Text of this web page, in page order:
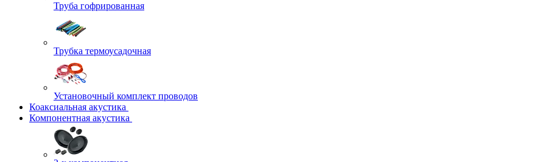
Труба гофрированная
Трубка термоусадочная
Установочный комплект проводов
Коаксиальная акустика
Компонентная акустика